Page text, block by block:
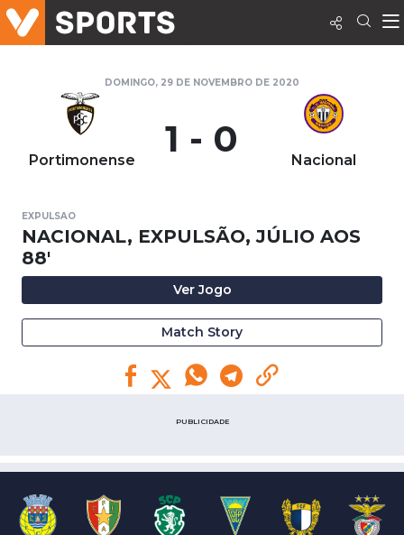
DOMINGO, 29 DE NOVEMBRO DE 2020
Portimonense 1 - 0 Nacional
EXPULSAO
NACIONAL, EXPULSÃO, JÚLIO AOS
88'
Ver Jogo
Match Story
PUBLICIDADE